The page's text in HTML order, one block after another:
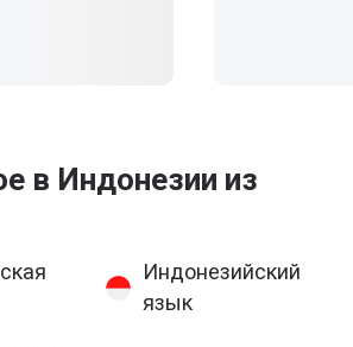
в Индонезии из
Индонезийский
язык